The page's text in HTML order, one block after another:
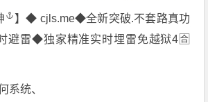
】◆ cjls.me◆全新突破.不套路真功
避雷◆独家精准实时埋雷免越狱4🈴
系统、